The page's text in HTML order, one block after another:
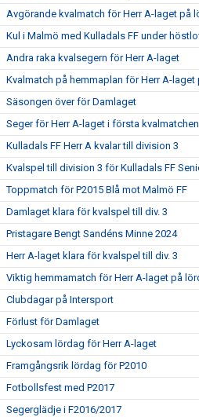
Avgörande kvalmatch för Herr A-laget på
Kul i Malmö med Kulladals FF under
Andra raka kvalsegern för Herr A-laget
Kvalmatch på hemmaplan för Herr A-
Säsongen över för Damlaget
Seger för Herr A-laget i första kvalmatchen
Kulladals FF Herr A kvalar till division 3
Kvalspel till division 3 för Kulladals FF
Toppmatch för P2015 Blå mot Malmö FF
Damlaget klara för kvalspel till div. 3
Pristagare Bengt Sandéns Minne 2024
Herr A-laget klara för kvalspel till div. 3
Viktig hemmamatch för Herr A-laget på
Clubdagar på Intersport
Förlust för Damlaget
Lyckosam lördag för Herr A-laget
Framgångsrik lördag för P2010
Fotbollsfest med P2017
Segerglädje i F2016/2017